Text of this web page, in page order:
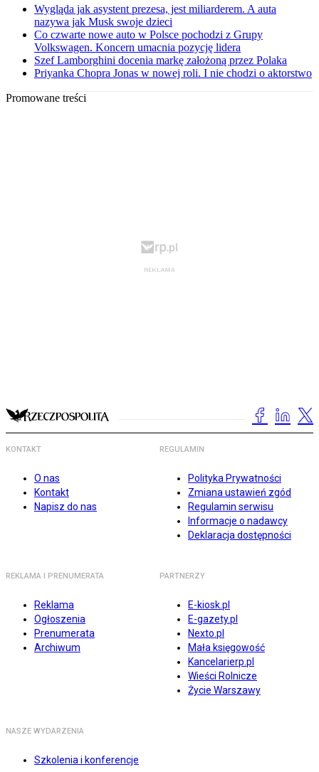
Wygląda jak asystent prezesa, jest miliarderem. A auta
nazywa jak Musk swoje dzieci
Co czwarte nowe auto w Polsce pochodzi z Grupy
Volkswagen. Koncern umacnia pozycję lidera
Szef Lamborghini docenia markę założoną przez Polaka
Priyanka Chopra Jonas w nowej roli. I nie chodzi o aktorstwo
Promowane treści
KONTAKT
O nas
Kontakt
Napisz do nas
REGULAMIN
Polityka Prywatności
Zmiana ustawień zgód
Regulamin serwisu
Informacje o nadawcy
Deklaracja dostępności
REKLAMA I PRENUMERATA
Reklama
Ogłoszenia
Prenumerata
Archiwum
PARTNERZY
E-kiosk.pl
E-gazety.pl
Nexto.pl
Mała księgowość
Kancelarierp.pl
Wieści Rolnicze
Życie Warszawy
NASZE WYDARZENIA
Szkolenia i konferencje